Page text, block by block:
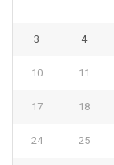
3 4
10 11
17 18
24 25